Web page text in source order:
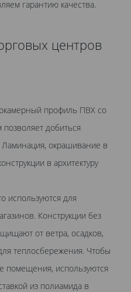
гарантию качества.
центров
профиль ПВХ со
добиться
Ламинация, окрашивание в
в архитектуру
используются для
Конструкции без
от ветра, осадков,
теплосбережения. Чтобы
помещения, используются
из полиамида в